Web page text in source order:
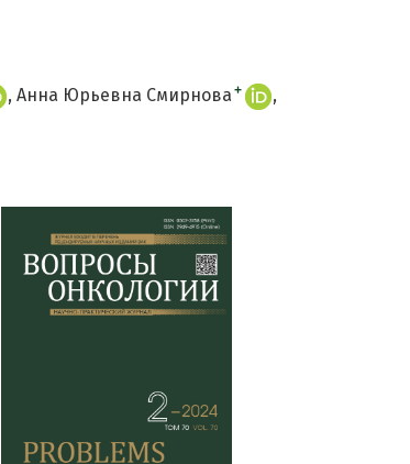
Анна Юрьевна Смирнова +